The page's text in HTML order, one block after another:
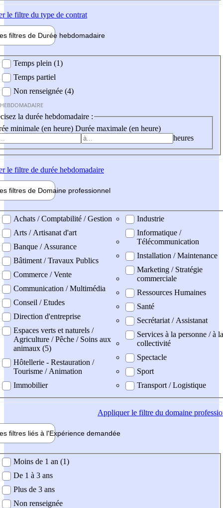
le filtre du type de contrat
filtres de Durée hebdomadaire
Temps plein (1)
Temps partiel
Non renseignée (4)
la durée hebdomadaire :
minimale (en heure) Durée maximale (en heure)
heures
le filtre de durée hebdomadaire
filtres de Domaine professionnel
professionel
Achats / Comptabilité / Gestion
Arts / Artisanat d'art
Banque / Assurance
Bâtiment / Travaux Publics
Commerce / Vente
Communication / Multimédia
Conseil / Etudes
Direction d'entreprise
Espaces verts et naturels /
Agriculture / Pêche / Soins aux
animaux (5)
Hôtellerie - Restauration /
Tourisme / Animation
Immobilier
Industrie
Informatique /
Télécommunication
Installation / Maintenance
Marketing / Stratégie
commerciale
Ressources Humaines
Santé
Secrétariat / Assistanat
Services à la personne / à la
collectivité
Spectacle
Sport
Transport / Logistique
Appliquerle filtre du domaine
filtres liés à l'Expérience demandée
demandée
Moins de 1 an (1)
De 1 à 3 ans
Plus de 3 ans
Non renseignée